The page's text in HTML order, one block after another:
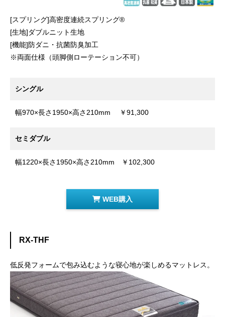
[スプリング]高密度連続スプリング®
[生地]ダブルニット生地
[機能]防ダニ・抗菌防臭加工
※両面仕様（頭脚側ローテーション不可）
シングル
幅970×長さ1950×高さ210mm ￥91,300
セミダブル
幅1220×長さ1950×高さ210mm ￥102,300
WEB購入
RX-THF
低反発フォームで包み込むような寝心地が楽しめるマットレス。